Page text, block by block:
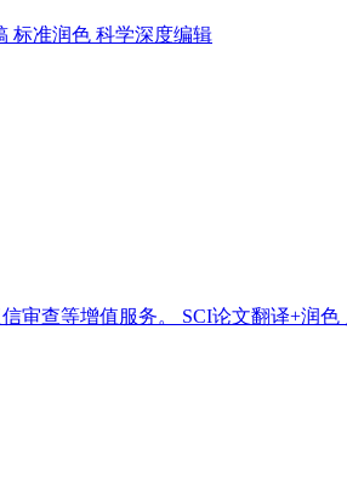
标准润色 科学深度编辑
审查等增值服务。 SCI论文翻译+润色